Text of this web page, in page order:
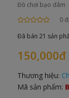
Đồ chơi bạo dâm
0
Đã bán 21 sản
150,000đ
Thương hiệu:
Mã sản phẩm: